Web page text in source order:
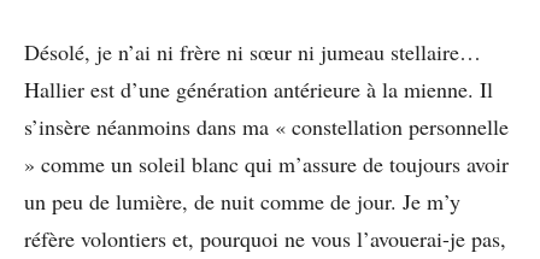
Désolé, je n’ai ni frère ni sœur ni jumeau stellaire…
Hallier est d’une génération antérieure à la mienne. Il
s’insère néanmoins dans ma « constellation personnelle
» comme un soleil blanc qui m’assure de toujours avoir
un peu de lumière, de nuit comme de jour. Je m’y
réfère volontiers et, pourquoi ne vous l’avouerai-je pas,